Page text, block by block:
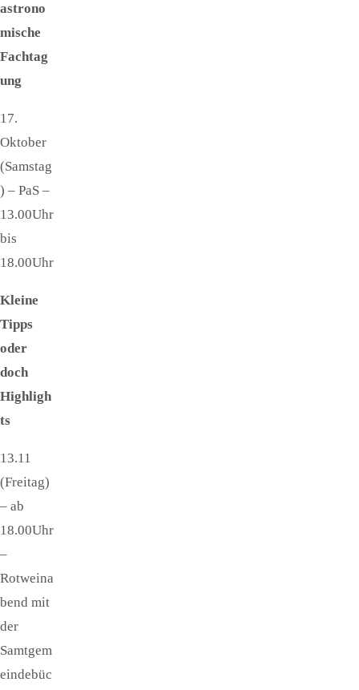
astrono
mische
Fachtag
ung
17.
Oktober
(Samstag
) – PaS –
13.00Uhr
bis
18.00Uhr
Kleine
Tipps
oder
doch
Highligh
ts
13.11
(Freitag)
– ab
18.00Uhr
–
Rotweina
bend mit
der
Samtgem
eindebüc